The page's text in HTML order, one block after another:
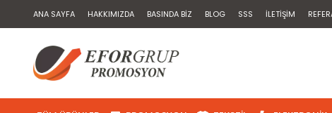
ANA SAYFA HAKKIMIZDA BASINDA BIZ BLOG SSS İLETIŞIM